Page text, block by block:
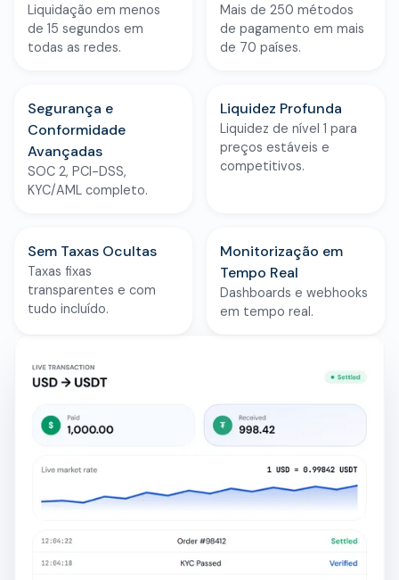
Liquidação em menos
de 15 segundos em
todas as redes.
Mais de 250 métodos
de pagamento em mais
de 70 países.
Segurança e
Conformidade
Avançadas
SOC 2, PCI-DSS,
KYC/AML completo.
Liquidez Profunda
Liquidez de nível 1 para
preços estáveis e
competitivos.
Sem Taxas Ocultas
Taxas fixas
transparentes e com
tudo incluído.
Monitorização em
Tempo Real
Dashboards e webhooks
em tempo real.